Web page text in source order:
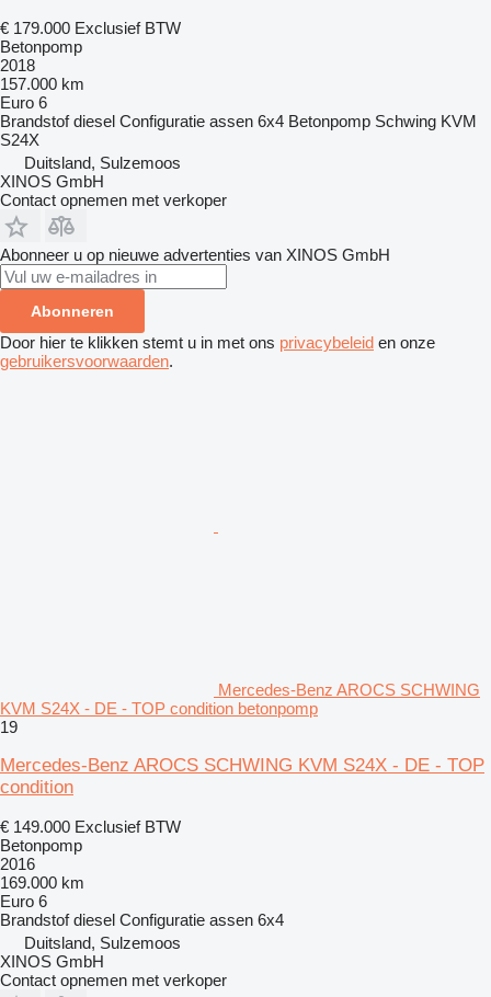
€ 179.000 Exclusief BTW
Betonpomp
2018
157.000 km
Euro 6
Brandstof diesel Configuratie assen 6x4 Betonpomp Schwing KVM
S24X
Duitsland, Sulzemoos
XINOS GmbH
Contact opnemen met verkoper
Abonneer u op nieuwe advertenties van XINOS GmbH
Abonneren
Door hier te klikken stemt u in met ons privacybeleid en onze
gebruikersvoorwaarden.
Mercedes-Benz AROCS SCHWING
KVM S24X - DE - TOP condition betonpomp
19
Mercedes-Benz AROCS SCHWING KVM S24X - DE - TOP
condition
€ 149.000 Exclusief BTW
Betonpomp
2016
169.000 km
Euro 6
Brandstof diesel Configuratie assen 6x4
Duitsland, Sulzemoos
XINOS GmbH
Contact opnemen met verkoper